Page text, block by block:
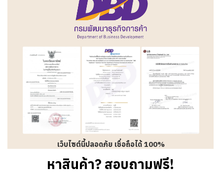
เว็บไซต์นี้ปลอดภัย เชื่อถือได้ 100%
หาสินค้า? สอบถามฟรี!